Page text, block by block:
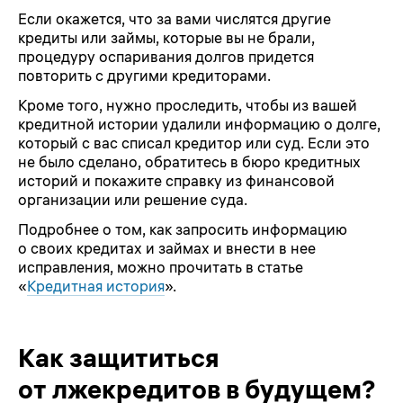
Если окажется, что за вами числятся другие
кредиты или займы, которые вы не брали,
процедуру оспаривания долгов придется
повторить с другими кредиторами.
Кроме того, нужно проследить, чтобы из вашей
кредитной истории удалили информацию о долге,
который с вас списал кредитор или суд. Если это
не было сделано, обратитесь в бюро кредитных
историй и покажите справку из финансовой
организации или решение суда.
Подробнее о том, как запросить информацию
о своих кредитах и займах и внести в нее
исправления, можно прочитать в статье
«Кредитная история».
Как защититься
от лжекредитов в будущем?